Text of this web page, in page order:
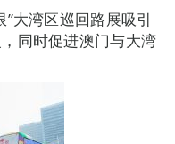
大湾区巡回路展吸引
同时促进澳门与大湾